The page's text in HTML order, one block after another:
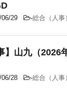
06/29 -総合（人事
】山九（2026
06/28 -総合（人事